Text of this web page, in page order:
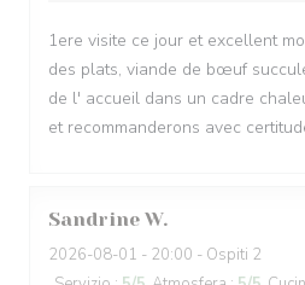
1ere visite ce jour et excellent
des plats, viande de bœuf
de l' accueil dans un cadre
et recommanderons avec
Sandrine W
2026-08-01 - 20:00 - Ospiti 2